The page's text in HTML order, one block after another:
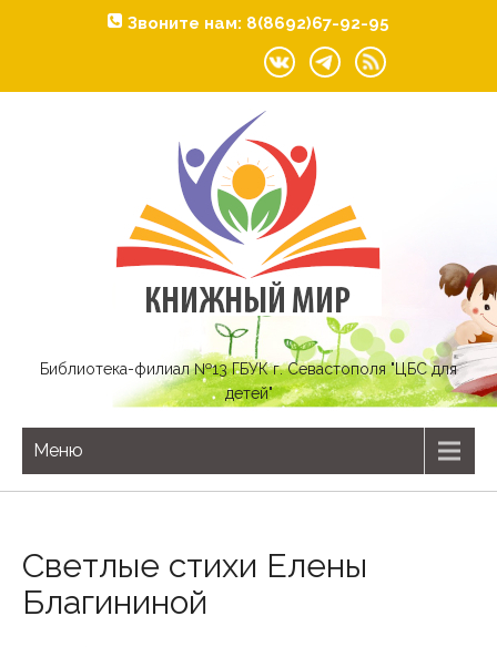
Звоните нам: 8(8692)67-92-95
Библиотека-филиал №13 ГБУК г. Севастополя "ЦБС для
детей"
Меню
Светлые стихи Елены
Благининой